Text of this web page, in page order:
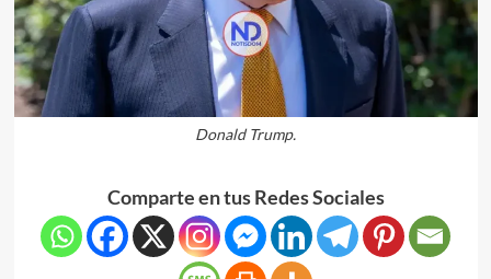
Donald Trump.
Comparte en tus Redes Sociales